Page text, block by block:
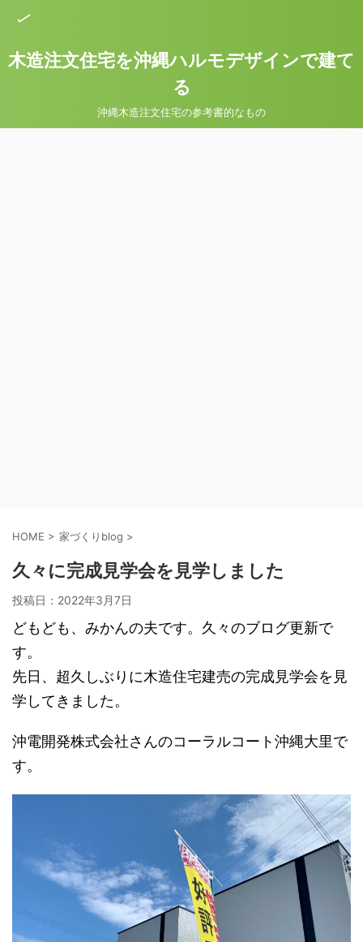
木造注文住宅を沖縄ハルモデザインで建て
る
沖縄木造注文住宅の参考書的なもの
HOME > 家づくりblog >
久々に完成見学会を見学しました
投稿日： 2022年3月7日
どもども、みかんの夫です。久々のブログ更新で
す。
先日、超久しぶりに木造住宅建売の完成見学会を見
学してきました。
沖電開発株式会社さんのコーラルコート沖縄大里で
す。